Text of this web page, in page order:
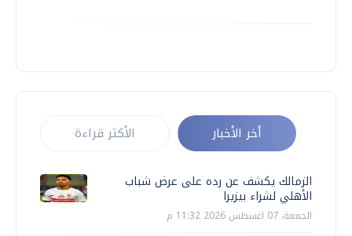
أخر الأخبار الأكثر قراءة
الزمالك يكشف عن رده على عرض شباب
الأهلي لشراء بيزيرا
الجمعة، 07 اغسطس 2026 11:32 م